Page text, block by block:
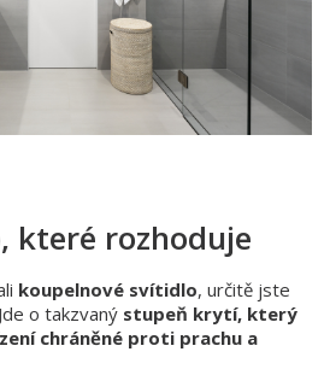
které rozhoduje
koupelnové svítidlo, určitě jste
o takzvaný stupeň krytí, který
chráněné proti prachu a